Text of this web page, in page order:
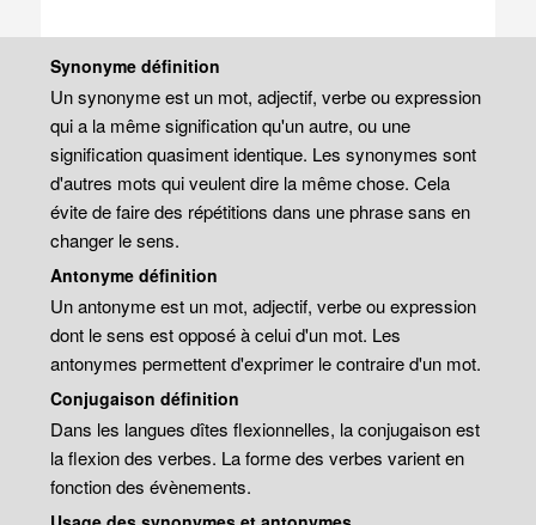
Synonyme définition
Un synonyme est un mot, adjectif, verbe ou expression
qui a la même signification qu'un autre, ou une
signification quasiment identique. Les synonymes sont
d'autres mots qui veulent dire la même chose. Cela
évite de faire des répétitions dans une phrase sans en
changer le sens.
Antonyme définition
Un antonyme est un mot, adjectif, verbe ou expression
dont le sens est opposé à celui d'un mot. Les
antonymes permettent d'exprimer le contraire d'un mot.
Conjugaison définition
Dans les langues dîtes flexionnelles, la conjugaison est
la flexion des verbes. La forme des verbes varient en
fonction des évènements.